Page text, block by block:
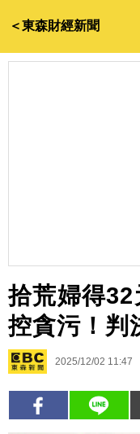
＜東森財經新聞
拾荒婦得
控貪污！判
2025/12/02 11:47